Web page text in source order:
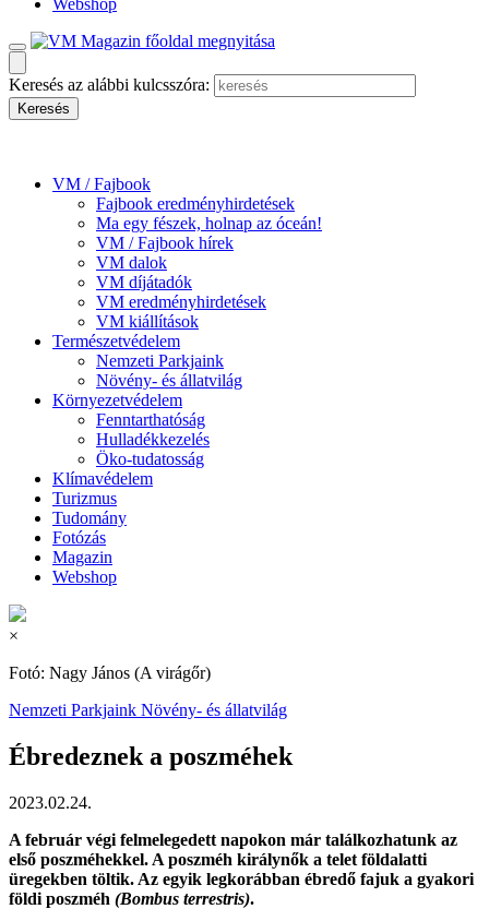
Webshop
Keresés az alábbi kulcsszóra:
VM / Fajbook
Fajbook eredményhirdetések
Ma egy fészek, holnap az óceán!
VM / Fajbook hírek
VM dalok
VM díjátadók
VM eredményhirdetések
VM kiállítások
Természetvédelem
Nemzeti Parkjaink
Növény- és állatvilág
Környezetvédelem
Fenntarthatóság
Hulladékkezelés
Öko-tudatosság
Klímavédelem
Turizmus
Tudomány
Fotózás
Magazin
Webshop
×
Fotó: Nagy János (A virágőr)
Nemzeti Parkjaink Növény- és állatvilág
Ébredeznek a poszméhek
2023.02.24.
A február végi felmelegedett napokon már találkozhatunk az
első poszméhekkel. A poszméh királynők a telet földalatti
üregekben töltik. Az egyik legkorábban ébredő fajuk a gyakori
földi poszméh (Bombus terrestris).